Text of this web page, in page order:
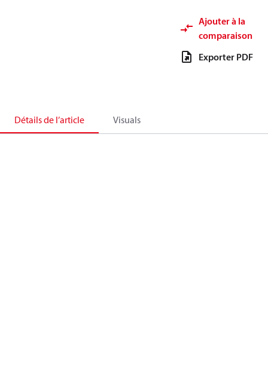
Ajouter à la
comparaison
Exporter PDF
Détails de l’article Visuals